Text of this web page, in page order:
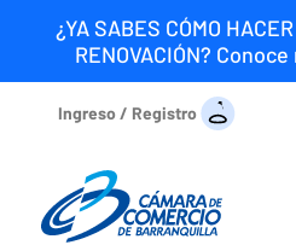
¿YA SABES CÓMO
RENOVACIÓN?
Ingreso / Registro